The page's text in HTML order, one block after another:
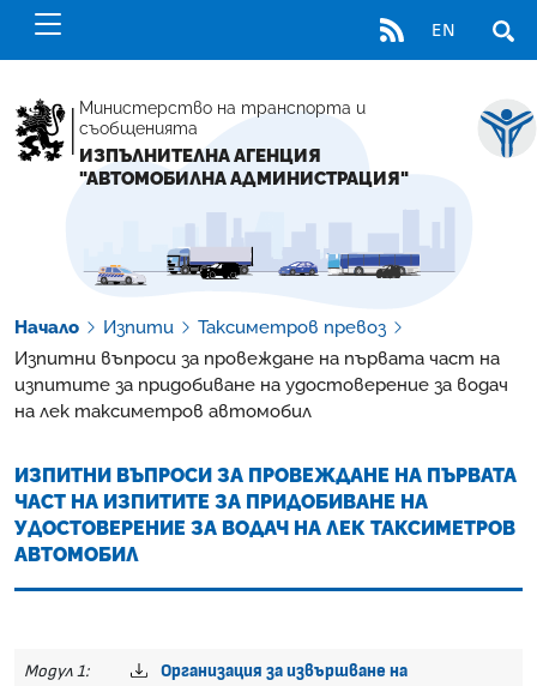
RSS EN
Министерство на транспорта и
съобщенията
ИЗПЪЛНИТЕЛНА АГЕНЦИЯ
"АВТОМОБИЛНА АДМИНИСТРАЦИЯ"
Начало Изпити
Таксиметров превоз
Изпитни въпроси за провеждане на първата част на
изпитите за придобиване на удостоверение за водач
на лек таксиметров автомобил
ИЗПИТНИ ВЪПРОСИ ЗА ПРОВЕЖДАНЕ НА ПЪРВАТА
ЧАСТ НА ИЗПИТИТЕ ЗА ПРИДОБИВАНЕ НА
УДОСТОВЕРЕНИЕ ЗА ВОДАЧ НА ЛЕК ТАКСИМЕТРОВ
АВТОМОБИЛ
Модул 1:
Организация за извършване на